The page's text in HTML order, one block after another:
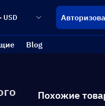
USD
Blog
Похожие